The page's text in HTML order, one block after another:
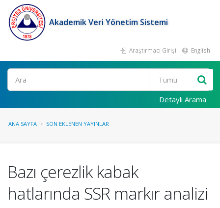
Akademik Veri Yönetim Sistemi
Araştırmacı Girişi English
Ara
Detaylı Arama
ANA SAYFA SON EKLENEN YAYINLAR
Bazı çerezlik kabak
hatlarında SSR markır analizi